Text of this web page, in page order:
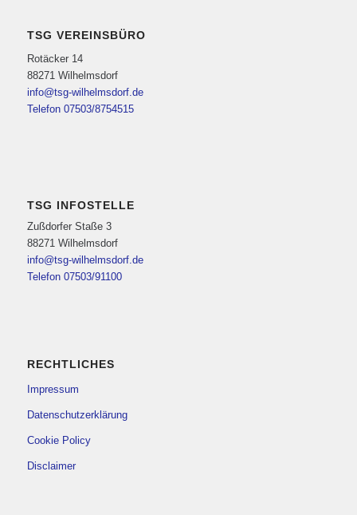
TSG VEREINSBÜRO
Rotäcker 14
88271 Wilhelmsdorf
info@tsg-wilhelmsdorf.de
Telefon 07503/8754515
TSG INFOSTELLE
Zußdorfer Staße 3
88271 Wilhelmsdorf
info@tsg-wilhelmsdorf.de
Telefon 07503/91100
RECHTLICHES
Impressum
Datenschutzerklärung
Cookie Policy
Disclaimer